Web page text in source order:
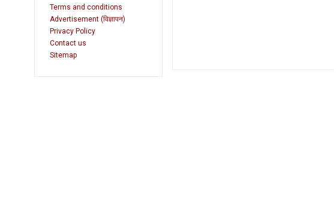
Terms and conditions
Advertisement (विज्ञापन)
Privacy Policy
Contact us
Sitemap